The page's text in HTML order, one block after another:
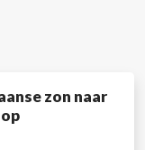
zon naar